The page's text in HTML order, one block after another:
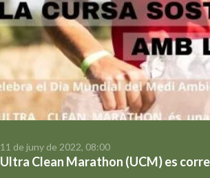
11 de juny de 2022, 08:00
Ultra Clean Marathon (UCM) es